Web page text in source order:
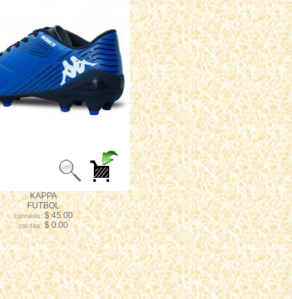
KAPPA
FUTBOL
contado:$ 45.00
credito:$ 0.00